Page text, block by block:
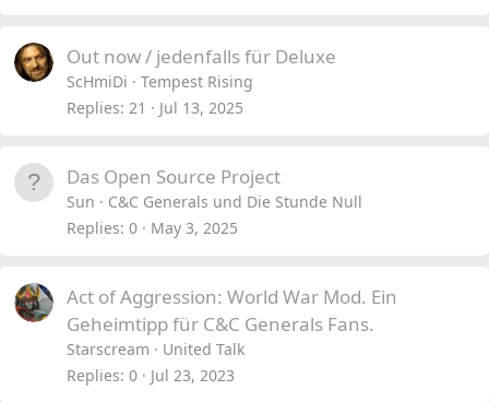
Out now / jedenfalls für Deluxe
ScHmiDi
Tempest Rising
Replies 21 Jul 13, 2025
Das Open Source Project
Sun
C&C Generals und Die Stunde Null
Replies 0 May 3, 2025
Act of Aggression: World War Mod. Ein
Geheimtipp für C&C Generals Fans.
Starscream
United Talk
Replies 0 Jul 23, 2023